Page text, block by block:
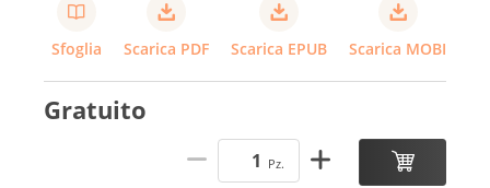
Sfoglia Scarica PDF Scarica EPUB Scarica MOBI
Gratuito
Pz.